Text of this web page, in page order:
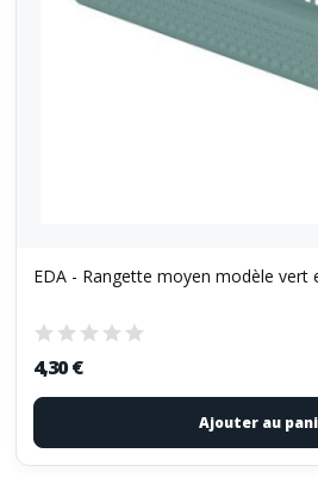
EDA - Rangette moyen modèle vert
4,30 €
Ajouter au